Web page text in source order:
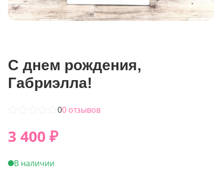
С днем рождения,
Габриэлла!
00 отзывов
3 400 ₽
В наличии